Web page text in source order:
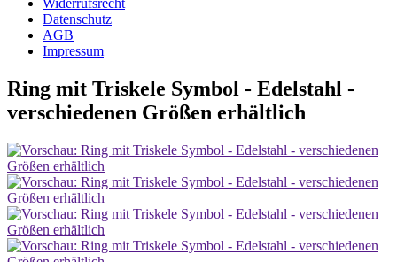
Widerrufsrecht
Datenschutz
AGB
Impressum
Ring mit Triskele Symbol - Edelstahl -
verschiedenen Größen erhältlich